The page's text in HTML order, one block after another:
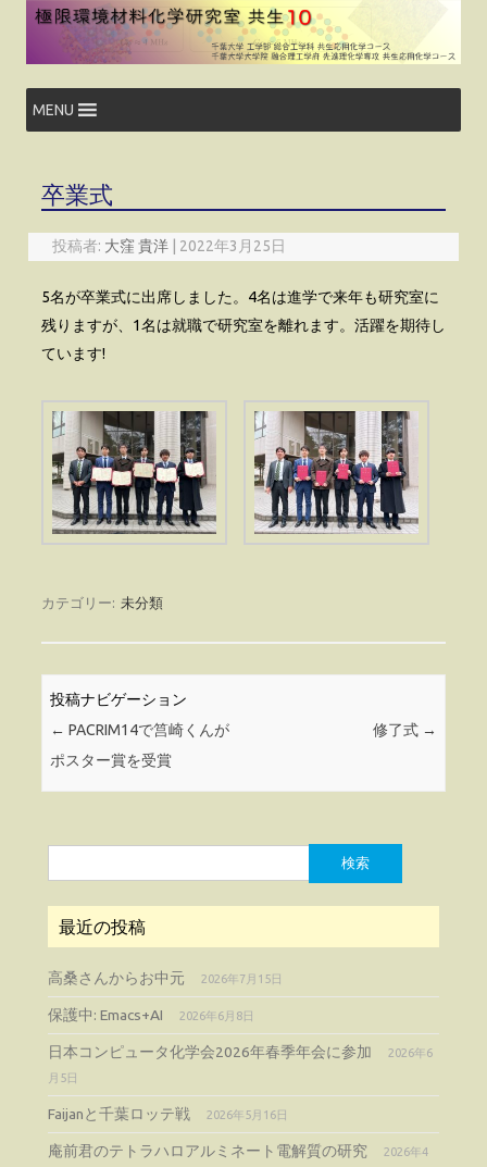
コ
ン
ツ
キ
ッ
MENU
卒業式
投稿者: 大窪 貴洋 2022年3月25日
5名が卒業式に出席しました。4名は進学で来年も研究室に
残りますが、1名は就職で研究室を離れます。活躍を期待し
ています!
カテゴリー: 未分類
投稿ナビゲーション
← PACRIM14で筥崎くんが
ポスター賞を受賞
修了式 →
索:
最近の投稿
高桑さんからお中元 2026年7月15日
保護中: Emacs+AI 2026年6月8日
日本コンピュータ化学会2026年春季年会に参加
2026年6
月5日
Faijanと千葉ロッテ戦 2026年5月16日
庵前君のテトラハロアルミネート電解質の研究
2026年4